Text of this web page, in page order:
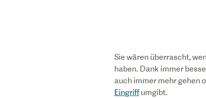
Sie wären überrascht,
haben. Dank immer
auch immer mehr gehen
Eingriffumgibt.